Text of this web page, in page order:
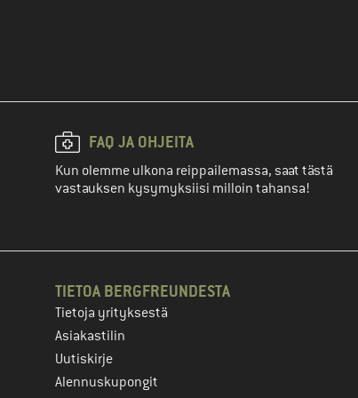
FAQ JA OHJEITA
Kun olemme ulkona reippailemassa, saat tästä
vastauksen kysymyksiisi milloin tahansa!
TIETOA BERGFREUNDESTA
Tietoja yrityksestä
Asiakastilin
Uutiskirje
Alennuskupongit